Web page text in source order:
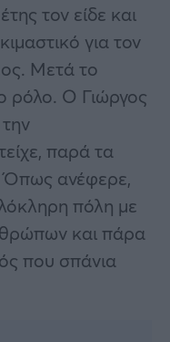
τον είδε και
για τον
Μετά το
ρόλο. Ο Γιώργος
παρά τα
Όπως ανέφερε,
πόλη με
και πάρα
που σπάνια